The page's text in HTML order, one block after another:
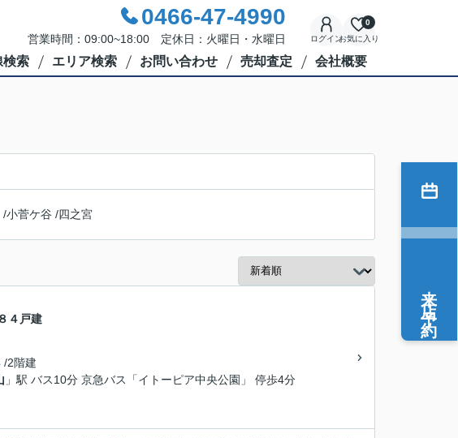
0466-47-4990
営業時間：09:00~18:00 定休日：火曜日・水曜日 ログインお気に入り
0
検索 エリア検索 お問い合わせ 売却査定 会社概要
/小菅ケ谷 /四之宮
４戸建
/2階建
」駅 バス10分 京急バス「イトーピア中央公園」 停歩4分
来店予約